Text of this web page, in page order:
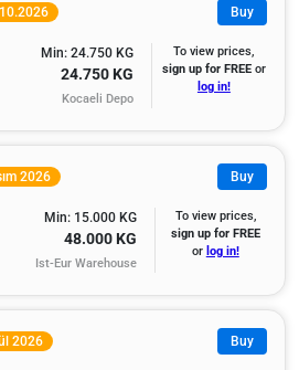
Buy
Min: 24.750 KG
24.750 KG
Kocaeli Depo
To view prices,
sign up for FREEor
log in!
2026 Buy
Min: 15.000 KG
48.000 KG
Ist-Eur Warehouse
To view prices,
sign up for FREE
or log in!
2026 Buy